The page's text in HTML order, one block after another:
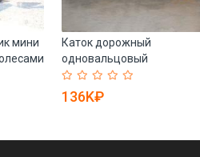
мини
Каток дорожный
одновальцовый
гидравлический для
парковок (арт. 25-5083261)
136K₽